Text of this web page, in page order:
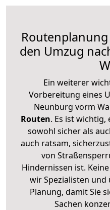
den Umzug
Ein weiterer
Vorbereitung eines
Neunburg vorm
Routen. Es ist wichtig,
sowohl sicher als
auch ratsam,
von
Hindernissen ist.
wir Spezialisten
Planung, damit Sie
Sachen